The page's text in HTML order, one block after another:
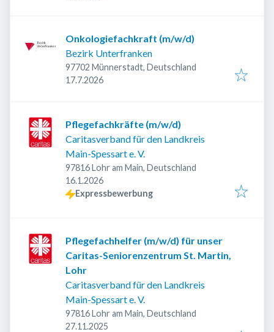
Onkologiefachkraft (m/w/d)
Bezirk Unterfranken
97702 Münnerstadt, Deutschland
Veröffentlicht
17.7.2026
Pflegefachkräfte (m/w/d)
Caritasverband für den Landkreis
Main-Spessart e. V.
97816 Lohr am Main, Deutschland
Veröffentlicht
16.1.2026
Expressbewerbung
Pflegefachhelfer (m/w/d) für unser
Caritas-Seniorenzentrum St. Martin,
Lohr
Caritasverband für den Landkreis
Main-Spessart e. V.
97816 Lohr am Main, Deutschland
Veröffentlicht
27.11.2025